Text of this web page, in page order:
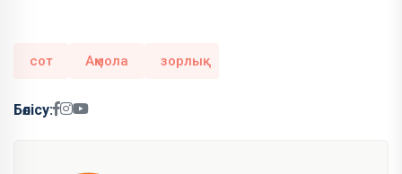
сот Ақмола зорлық
Бөлісу: